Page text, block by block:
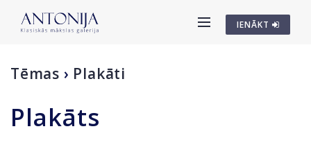
IENĀKT
Tēmas › Plakāti
Plakāts